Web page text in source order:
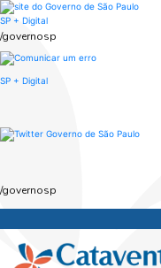
Skip
to
main
SP + Digital
/governosp
SP + Digital
/governosp